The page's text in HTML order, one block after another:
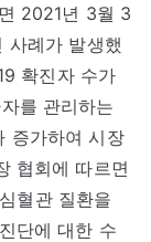
2021년 3월 3
례가 발생했
확진자 수가
를 관리하는
증가하여 시장
협회에 따르면
혈관 질환을
단에 대한 수